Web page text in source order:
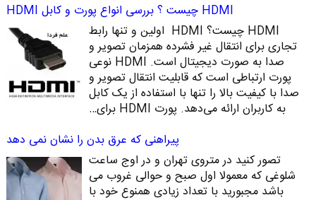
HDMI چیست ؟ بررسی انواع پورت و کابل HDMI
HDMI چیست؟ HDMI اولین و تنها رابط
تجاری برای انتقال غیر فشرده همزمان تصویر و
صدا به صورت دیجیتال است. HDMI نوعی
پورت ارتباطی است که قابلیت انتقال تصویر و
صدا با کیفیت بالا را تنها با استفاده از یک کابل
به کاربران ارائه می‌دهد. پورت HDMI برای…
پیراهنی که عرق بدن را نشان نمی دهد
تصور کنید در متروی تهران و در اوج ساعت
شلوغی که معمولا اول صبح و حوالی غروب می
باشد مجبورید با تعداد زیادی همنوع خود با